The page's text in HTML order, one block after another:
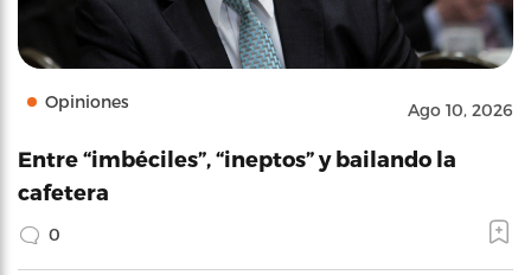
Opiniones Ago 10, 2026
Entre “imbéciles”, “ineptos” y bailando la
cafetera
0